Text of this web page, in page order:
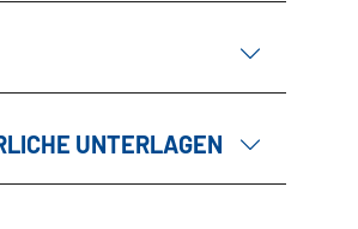
UNTERLAGEN